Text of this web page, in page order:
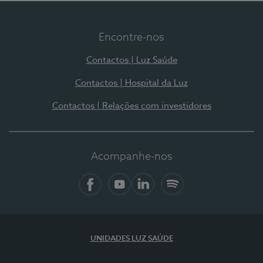
Encontre-nos
Contactos | Luz Saúde
Contactos | Hospital da Luz
Contactos | Relações com investidores
Acompanhe-nos
UNIDADES LUZ SAÚDE